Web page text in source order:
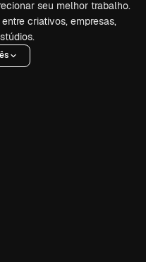
seu melhor trabalho.
criativos, empresas,